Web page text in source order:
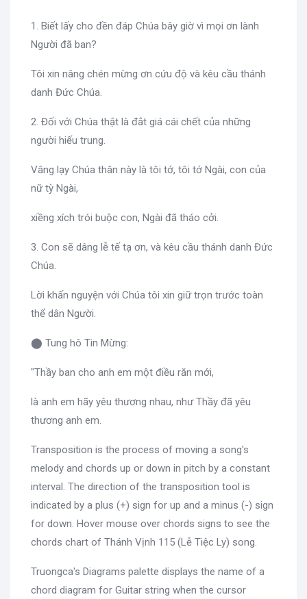
1. Biết lấy cho đền đáp Chúa bây giờ vì mọi ơn lành
Người đã ban?
Tôi xin nâng chén mừng ơn cứu độ và kêu cầu thánh
danh Đức Chúa.
2. Đối với Chúa thật là đắt giá cái chết của những
người hiếu trung.
Vâng lạy Chúa thân này là tôi tớ, tôi tớ Ngài, con của
nữ tỳ Ngài,
xiềng xích trói buộc con, Ngài đã tháo cởi.
3. Con sẽ dâng lễ tế tạ ơn, và kêu cầu thánh danh Đức
Chúa.
Lời khấn nguyện với Chúa tôi xin giữ trọn trước toàn
thể dân Người.
⬤ Tung hô Tin Mừng:
"Thầy ban cho anh em một điều răn mới,
là anh em hãy yêu thương nhau, như Thầy đã yêu
thương anh em.
Transposition is the process of moving a song's
melody and chords up or down in pitch by a constant
interval. The direction of the transposition tool is
indicated by a plus (+) sign for up and a minus (-) sign
for down. Hover mouse over chords signs to see the
chords chart of Thánh Vịnh 115 (Lễ Tiệc Ly) song.
Truongca's Diagrams palette displays the name of a
chord diagram for Guitar string when the cursor